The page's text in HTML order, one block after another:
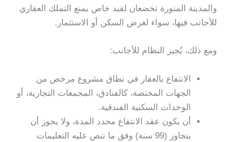
والمدينة المنورة تخضعان لقيد خاص يمنع التملك العقاري
للأجانب فيها، سواء لغرض السكن أو الاستثمار.
ومع ذلك، يُجيز النظام للأجانب:
الانتفاع بالعقار في نطاق مشروع مرخص من
الجهات المختصة، كالفنادق، المجمعات التجارية، أو
الوحدات السكنية الفندقية.
أن يكون عقد الانتفاع محدد المدة، ولا يجوز أن
يتجاوز (99 سنة) وفق ما تنص عليه التعليمات